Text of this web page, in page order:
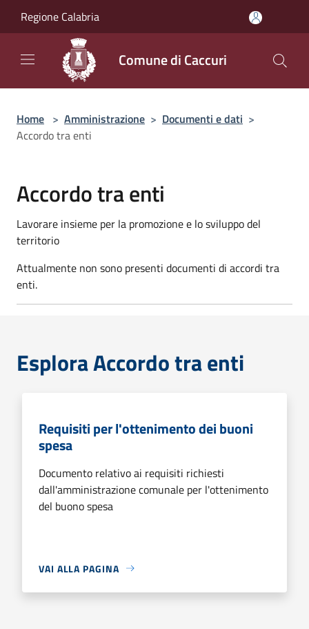
Regione Calabria
Comune di Caccuri
Home > Amministrazione > Documenti e dati >
Accordo tra enti
Accordo tra enti
Lavorare insieme per la promozione e lo sviluppo del
territorio
Attualmente non sono presenti documenti di accordi tra
enti.
Esplora Accordo tra enti
Requisiti per l'ottenimento dei buoni
spesa
Documento relativo ai requisiti richiesti
dall'amministrazione comunale per l'ottenimento
del buono spesa
VAI ALLA PAGINA